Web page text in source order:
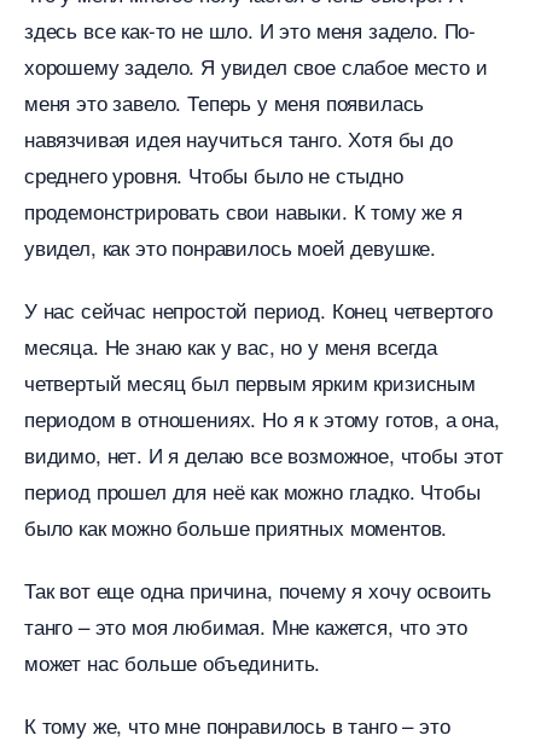
здесь все как-то не шло. И это меня задело. По-
хорошему задело. Я увидел свое слабое место и
меня это завело. Теперь у меня появилась
навязчивая идея научиться танго. Хотя бы до
среднего уровня. Чтобы было не стыдно
продемонстрировать свои навыки. К тому же я
увидел, как это понравилось моей девушке.
У нас сейчас непростой период. Конец четвертого
месяца. Не знаю как у вас, но у меня всегда
четвертый месяц был первым ярким кризисным
периодом в отношениях. Но я к этому готов, а она,
идимо, нет. И я делаю все возможное, чтобы этот
период прошел для неё как можно гладко. Чтобы
ыло как можно больше приятных моментов.
Так вот еще одна причина, почему я хочу освоить
танго – это моя любимая. Мне кажется, что это
может нас больше объединить.
К тому же, что мне понравилось в танго – это